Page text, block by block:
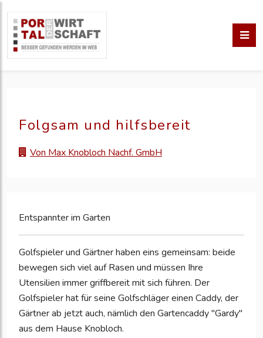
Folgsam und hilfsbereit
Von Max Knobloch Nachf. GmbH
Entspannter im Garten
Golfspieler und Gärtner haben eins gemeinsam: beide
bewegen sich viel auf Rasen und müssen Ihre
Utensilien immer griffbereit mit sich führen. Der
Golfspieler hat für seine Golfschläger einen Caddy, der
Gärtner ab jetzt auch, nämlich den Gartencaddy "Gardy"
aus dem Hause Knobloch.